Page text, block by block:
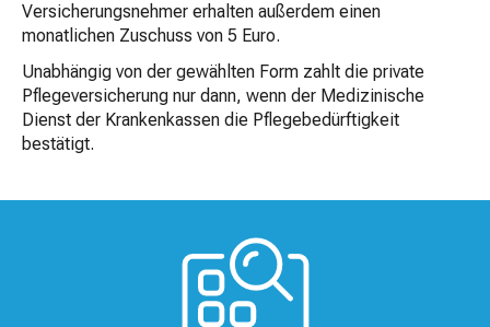
Versicherungsnehmer erhalten außerdem einen
monatlichen Zuschuss von 5 Euro.
Unabhängig von der gewählten Form zahlt die private
Pflegeversicherung nur dann, wenn der Medizinische
Dienst der Krankenkassen die Pflegebedürftigkeit
bestätigt.